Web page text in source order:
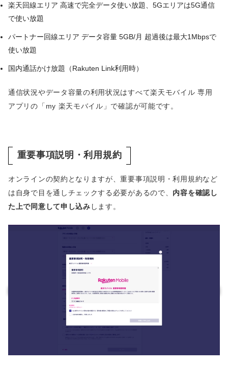
楽天回線エリア 高速で完全データ使い放題、5Gエリアは5G通信
で使い放題
パートナー回線エリア データ容量 5GB/月 超過後は最大1Mbpsで
使い放題
国内通話かけ放題（Rakuten Link利用時）
通信状況やデータ容量の利用状況はすべて楽天モバイル 専用
アプリの「my 楽天モバイル」で確認が可能です。
重要事項説明・利用規約
オンラインの契約となりますが、重要事項説明・利用規約など
は自身で目を通しチェックする必要があるので、 内容を確認し
た上で同意して申し込み します。